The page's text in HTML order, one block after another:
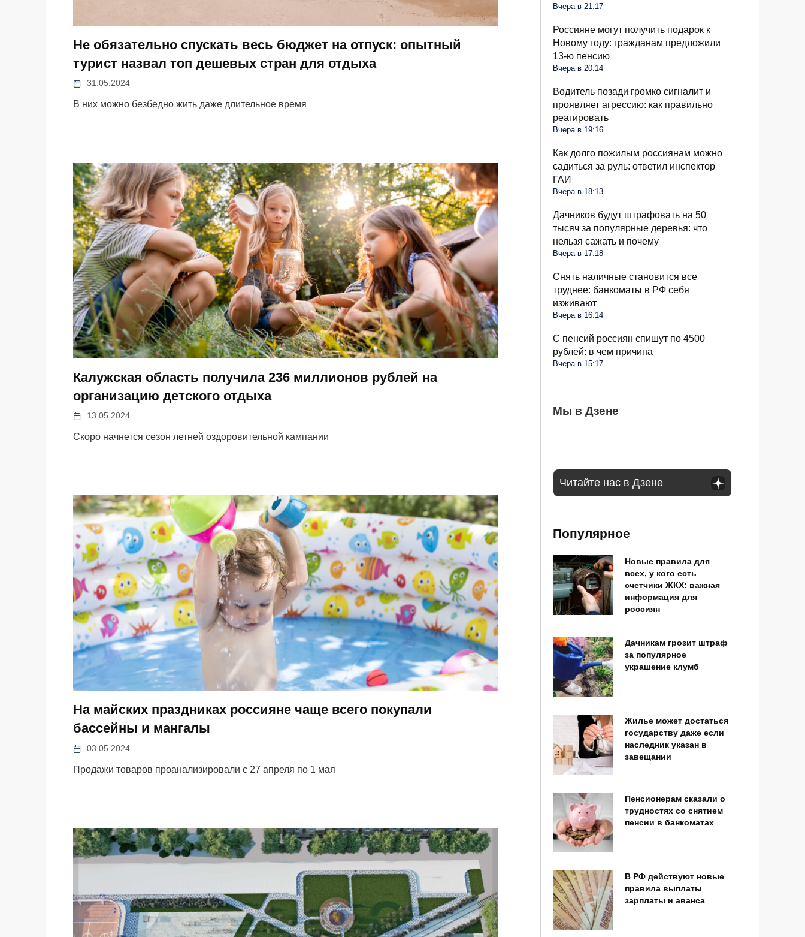
Не обязательно спускать весь бюджет на отпуск: опытный
турист назвал топ дешевых стран для отдыха
31.05.2024
В них можно безбедно жить даже длительное время
Калужская область получила 236 миллионов рублей на
организацию детского отдыха
13.05.2024
Скоро начнется сезон летней оздоровительной кампании
На майских праздниках россияне чаще всего покупали
бассейны и мангалы
03.05.2024
Продажи товаров проанализировали с 27 апреля по 1 мая
Вчера в 21:17
Россияне могут получить подарок к
Новому году: гражданам предложили
13-ю пенсию
Вчера в 20:14
Водитель позади громко сигналит и
проявляет агрессию: как правильно
реагировать
Вчера в 19:16
Как долго пожилым россиянам можно
садиться за руль: ответил инспектор
ГАИ
Вчера в 18:13
Дачников будут штрафовать на 50
тысяч за популярные деревья: что
нельзя сажать и почему
Вчера в 17:18
Снять наличные становится все
труднее: банкоматы в РФ себя
изживают
Вчера в 16:14
С пенсий россиян спишут по 4500
рублей: в чем причина
Вчера в 15:17
Мы в Дзене
Чеснок безвкусный и легкий словно
бумага: вы совершили несколько ошибок
Очередные новшества при снятии
Водителей России ждут большие
Читайте нас в Дзене
Популярное
Новые правила для
всех, у кого есть
счетчики ЖКХ: важная
информация для
россиян
Дачникам грозит штраф
за популярное
украшение клумб
Жилье может достаться
государству даже если
наследник указан в
завещании
Пенсионерам сказали о
трудностях со снятием
пенсии в банкоматах
В РФ действуют новые
правила выплаты
зарплаты и аванса